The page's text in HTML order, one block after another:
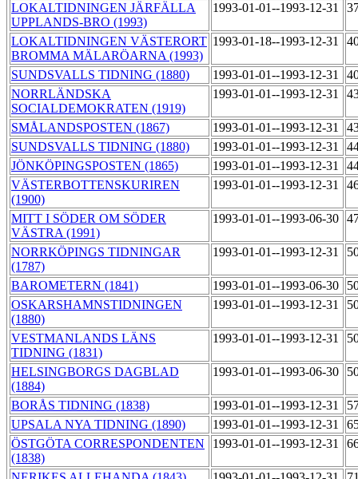
LOKALTIDNINGEN JÄRFÄLLA
UPPLANDS-BRO (1993)
1993-01-01--1993-12-31
LOKALTIDNINGEN VÄSTERORT
BROMMA MÄLARÖARNA (1993)
1993-01-18--1993-12-31
SUNDSVALLS TIDNING (1880) 1993-01-01--1993-12-31
NORRLÄNDSKA
SOCIALDEMOKRATEN (1919)
1993-01-01--1993-12-31
SMÅLANDSPOSTEN (1867) 1993-01-01--1993-12-31
SUNDSVALLS TIDNING (1880)
1993-01-01--1993-12-31
JÖNKÖPINGSPOSTEN (1865)
1993-01-01--1993-12-31
VÄSTERBOTTENSKURIREN
(1900)
1993-01-01--1993-12-31
MITT I SÖDER OM SÖDER
VÄSTRA (1991)
1993-01-01--1993-06-30
NORRKÖPINGS TIDNINGAR
(1787)
1993-01-01--1993-12-31
BAROMETERN (1841) 1993-01-01--1993-06-30
OSKARSHAMNSTIDNINGEN
(1880)
1993-01-01--1993-12-31
VESTMANLANDS LÄNS
TIDNING (1831)
1993-01-01--1993-12-31
HELSINGBORGS DAGBLAD
(1884)
1993-01-01--1993-06-30
BORÅS TIDNING (1838) 1993-01-01--1993-12-31
UPSALA NYA TIDNING (1890)
1993-01-01--1993-12-31
ÖSTGÖTA CORRESPONDENTEN
(1838)
1993-01-01--1993-12-31